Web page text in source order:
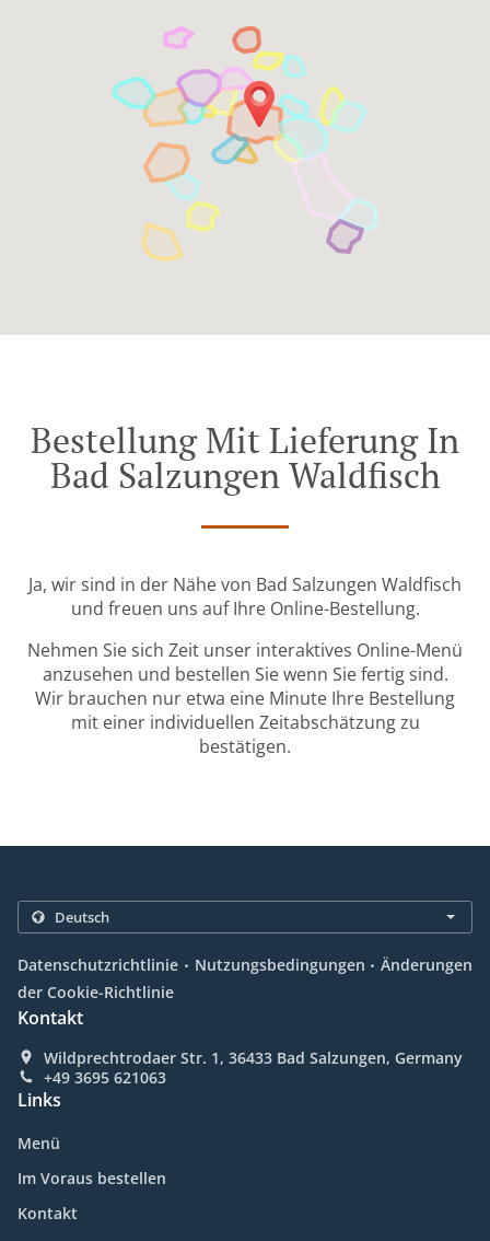
Bestellung Mit Lieferung In
Bad Salzungen Waldfisch
Ja, wir sind in der Nähe von Bad Salzungen Waldfisch
und freuen uns auf Ihre Online-Bestellung.
Nehmen Sie sich Zeit unser interaktives Online-Menü
anzusehen und bestellen Sie wenn Sie fertig sind.
Wir brauchen nur etwa eine Minute Ihre Bestellung
mit einer individuellen Zeitabschätzung zu
bestätigen.
Datenschutzrichtlinie . Nutzungsbedingungen . Änderungen
der Cookie-Richtlinie
Kontakt
Wildprechtrodaer Str. 1, 36433 Bad Salzungen, Germany
+49 3695 621063
Links
Menü
Im Voraus bestellen
Kontakt